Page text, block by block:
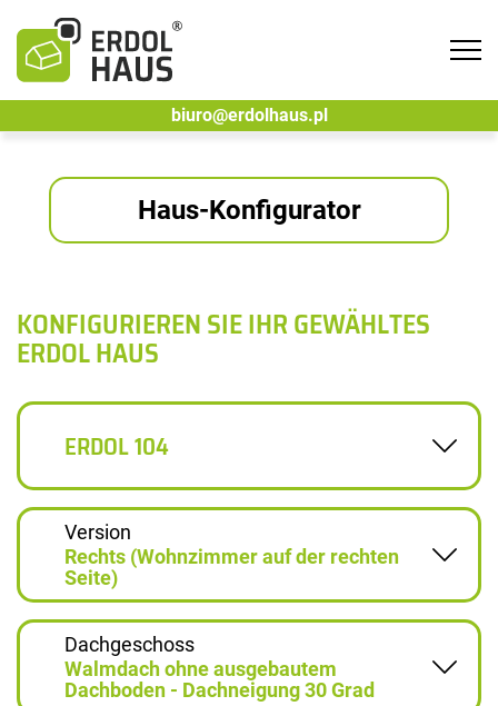
biuro@erdolhaus.pl
Haus-Konfigurator
KONFIGURIEREN SIE IHR GEWÄHLTES
ERDOL HAUS
ERDOL 104
Version
Rechts (Wohnzimmer auf der rechten
Seite)
Dachgeschoss
Walmdach ohne ausgebautem
Dachboden - Dachneigung 30 Grad